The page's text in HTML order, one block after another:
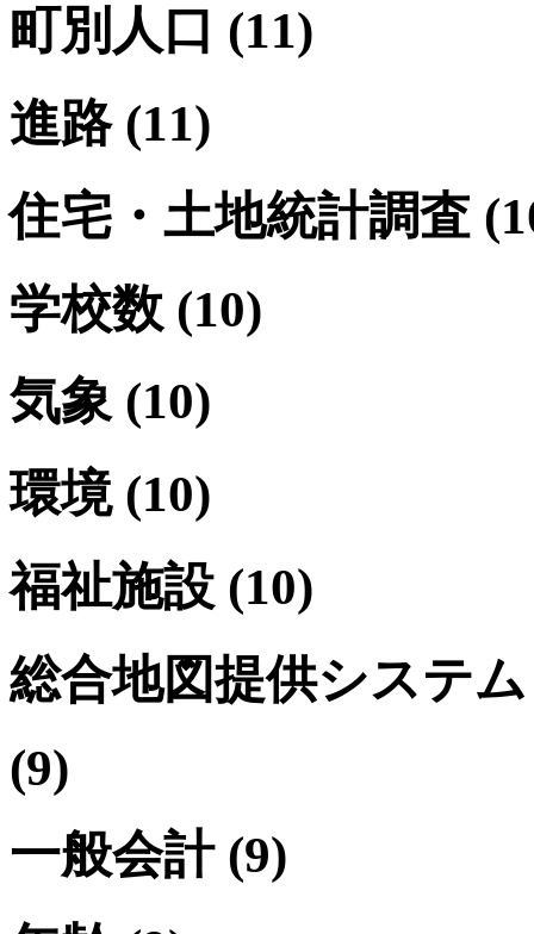
町別人口 (11)
進路 (11)
住宅・土地統計調査
学校数 (10)
気象 (10)
環境 (10)
福祉施設 (10)
総合地図提供システム
(9)
一般会計 (9)